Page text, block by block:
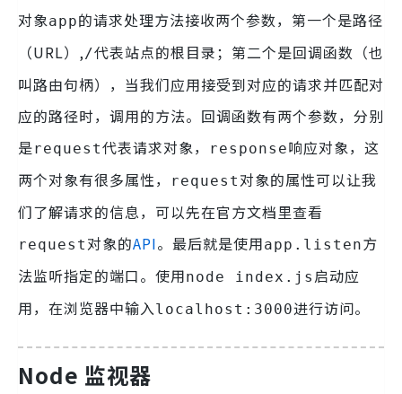
对象app的请求处理方法接收两个参数，第一个是路径
（URL）,/代表站点的根目录；第二个是回调函数（也
叫路由句柄），当我们应用接受到对应的请求并匹配对
应的路径时，调用的方法。回调函数有两个参数，分别
是request代表请求对象， response响应对象，这
两个对象有很多属性，
request 对象的属性可以让我
们了解请求的信息，可以先在官方文档里查看
request 对象的API。最后就是使用app.listen方
法监听指定的端口。使用node index.js 启动应
用，在浏览器中输入localhost:3000进行访问。
Node 监视器